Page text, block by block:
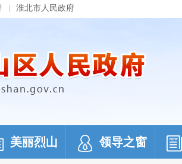
淮北市人民政府
美丽烈山 领导之窗